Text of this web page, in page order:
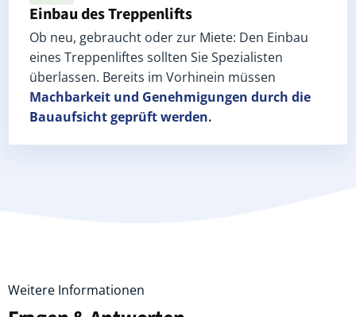
Einbau des Treppenlifts
Ob neu, gebraucht oder zur Miete: Den Einbau
eines Treppenliftes sollten Sie Spezialisten
überlassen. Bereits im Vorhinein müssen
Machbarkeit und Genehmigungen durch die
Bauaufsicht geprüft werden.
Weitere Informationen